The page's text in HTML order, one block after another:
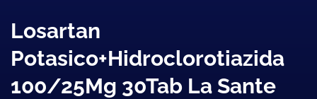
Losartan
Potasico+Hidroclorotiazida
100/25Mg 30Tab La Sante